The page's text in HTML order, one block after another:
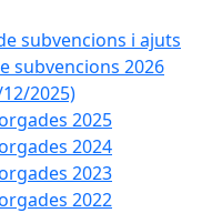
subvencions i ajuts
subvencions 2026
2025)
2025
2024
2023
2022